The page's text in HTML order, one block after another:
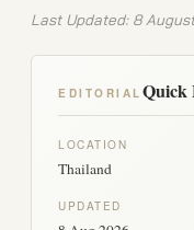
Last Updated: 8
EDITORIAL Quick
LOCATION
Thailand
UPDATED